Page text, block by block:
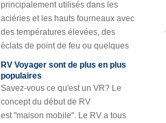
Feuille de toiture en
plastique renforcée
par fibre de verre de
fibre de verre
transparente
enduite de gel
d'homme de FRP
de résine de fibre
de verre de SMC
aciéries et les hauts fourneaux avec
des températures élevées, des
éclats de point de feu ou quelques
sp ...
populaires
Savez-vous ce qu'est un VR? Le
concept du début de RV
est "maison mobile". Le RV a tous
les éléments nécessaires à la vie,